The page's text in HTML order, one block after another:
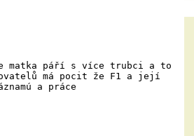
matka páří s více trubci a to
má pocit že F1 a její
a práce